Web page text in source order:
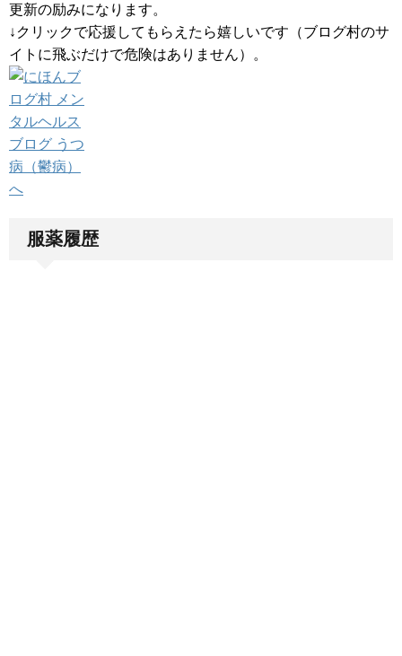
更新の励みになります。
↓クリックで応援してもらえたら嬉しいです（ブログ村のサ
イトに飛ぶだけで危険はありません）。
服薬履歴